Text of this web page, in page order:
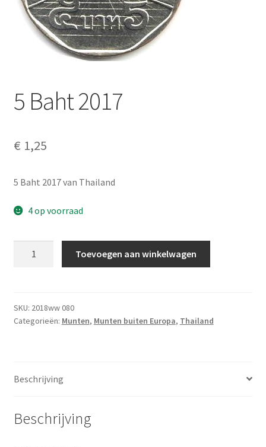
Alg. voorw.
Privacybeleid PMH Enibas
5 Baht 2017
€ 1,25
5 Baht 2017 van Thailand
4 op voorraad
Toevoegen aan winkelwagen
SKU: 2018ww 080
Categorieën: Munten, Munten buiten Europa, Thailand
Beschrijving
Beschrijving